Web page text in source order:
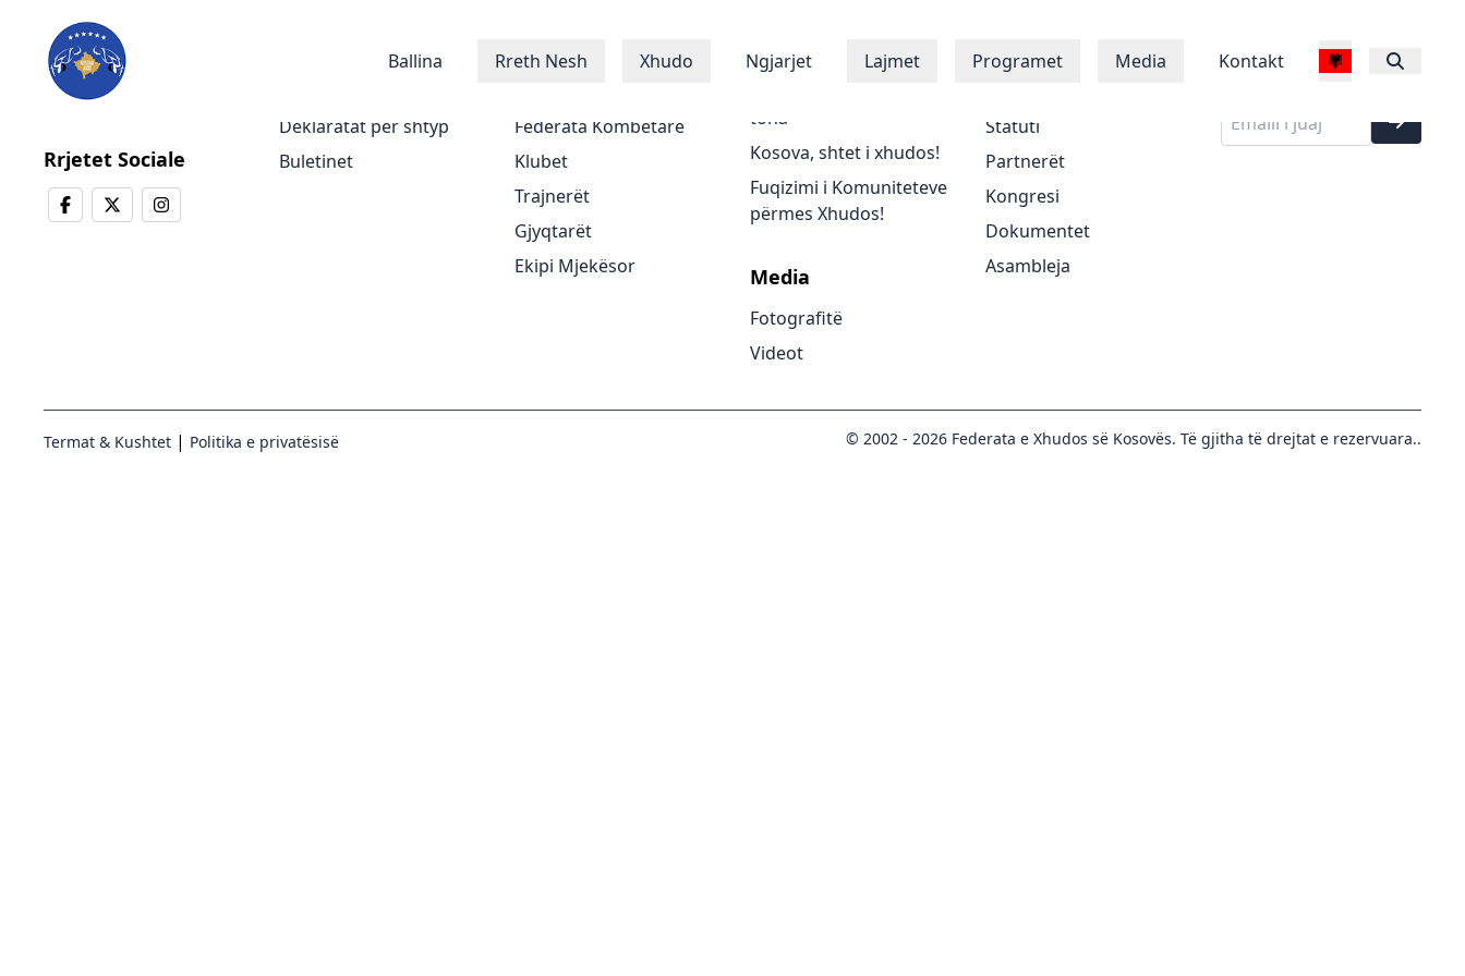
Ballina Rreth Nesh Xhudo Ngjarjet Lajmet Programet Media Kontakt
Rrjetet Sociale
Deklaratat për shtyp
Buletinet
Xhudistët
Federata Kombëtare
Klubet
Trajnerët
Gjyqtarët
Ekipi Mjekësor
Programet
tona
Kosova, shtet i xhudos!
Fuqizimi i Komuniteteve
përmes Xhudos!
Media
Fotografitë
Videot
Rreth Nesh
Statuti
Partnerët
Kongresi
Dokumentet
Asambleja
Regjistrohu në
buletinin tonë
Termat & Kushtet | Politika e privatësisë © 2002 - 2026 Federata e Xhudos së Kosovës. Të gjitha të drejtat e rezervuara..